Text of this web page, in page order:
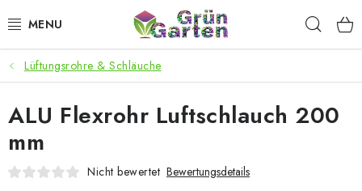
Inhalt
ANGEBOTE
LED PFLANZENLAMPEN
ANBAUBEDARF FÜR DEN HEIMANBAU
Lüftungsrohre & Schläuche
ALU Flexrohr Luftschlauch 200
mm
Nicht bewertet Bewertungsdetails